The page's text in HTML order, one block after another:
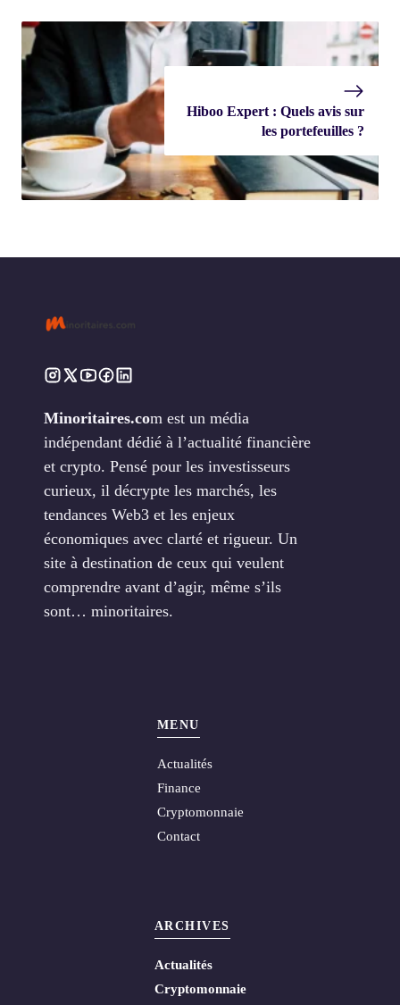
Hiboo Expert : Quels avis sur
les portefeuilles ?
Minoritaires.com est un média
indépendant dédié à l’actualité financière
et crypto. Pensé pour les investisseurs
curieux, il décrypte les marchés, les
tendances Web3 et les enjeux
économiques avec clarté et rigueur. Un
site à destination de ceux qui veulent
comprendre avant d’agir, même s’ils
sont… minoritaires.
MENU
Actualités
Finance
Cryptomonnaie
Contact
ARCHIVES
Actualités
Cryptomonnaie